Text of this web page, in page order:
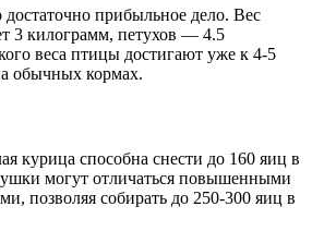
достаточно прибыльное дело. Вес
3 килограмм, петухов — 4.5
веса птицы достигают уже к 4-5
обычных кормах.
курица способна снести до 160 яиц в
могут отличаться повышенными
позволяя собирать до 250-300 яиц в